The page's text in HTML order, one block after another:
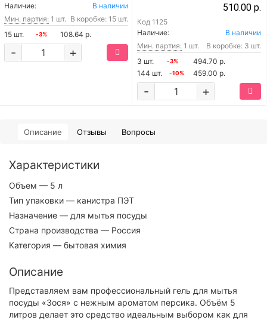
Наличие:
В наличии
Мин. партия: 1 шт. В коробке: 15 шт.
15 шт.
-3% 108.64 р.
+
-
510.00 р.
Код 1125
Наличие:
В наличии
Мин. партия: 1 шт.
В коробке: 3 шт.
3 шт.
-3%
494.70 р.
144 шт.
-10% 459.00 р.
+
-
Описание Отзывы Вопросы
Характеристики
Объем — 5 л
Тип упаковки — канистра ПЭТ
Назначение — для мытья посуды
Страна производства — Россия
Категория — бытовая химия
Описание
Представляем вам профессиональный гель для мытья
посуды «Зося» с нежным ароматом персика. Объём 5
литров делает это средство идеальным выбором как для